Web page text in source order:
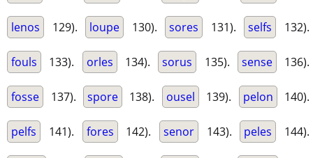
lenos 129). loupe 130). sores 131). selfs 132).
fouls 133). orles 134). sorus 135). sense 136).
fosse 137). spore 138). ousel 139). pelon 140).
pelfs 141). fores 142). senor 143). peles 144).